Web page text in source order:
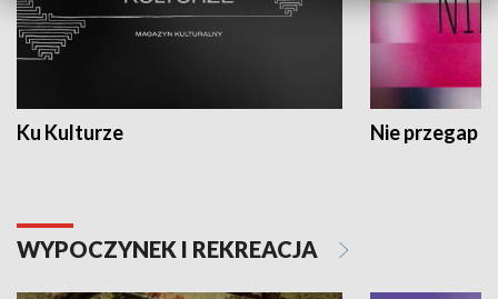
Ku Kulturze Nie przegap
WYPOCZYNEK I REKREACJA